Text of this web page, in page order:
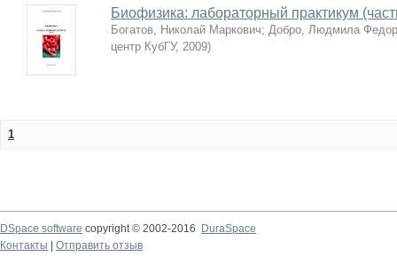
Биофизика: лабораторный практикум
Богатов, Николай Маркович; Добро, Людмила
центр КубГУ, 2009)
1
DSpace software copyright © 2002-2016
DuraSpace
Контакты
Отправить отзыв